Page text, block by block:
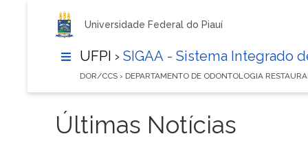
Universidade Federal do Piauí
UFPI › SIGAA - Sistema Integrado
DOR/CCS › DEPARTAMENTO DE ODONTOLOGIA
Últimas Notícias